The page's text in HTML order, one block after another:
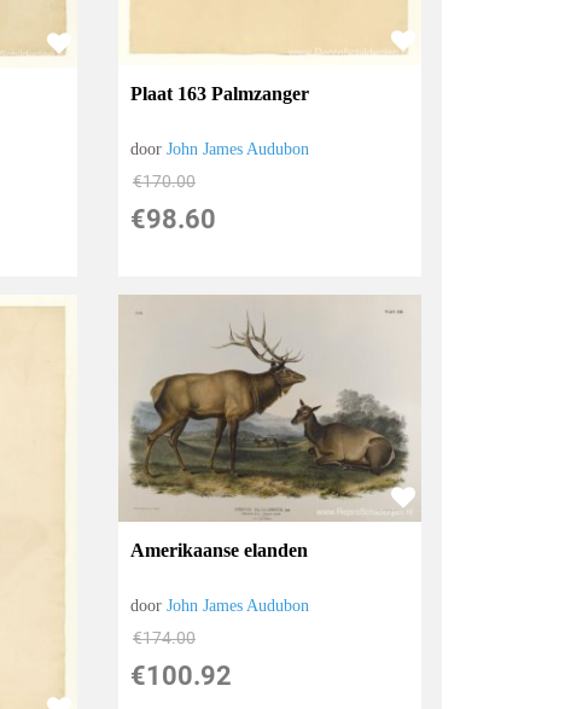
Plaat 163 Palmzanger
doorJohn James Audubon
€170.00
€98.60
Amerikaanse elanden
doorJohn James Audubon
€174.00
€100.92